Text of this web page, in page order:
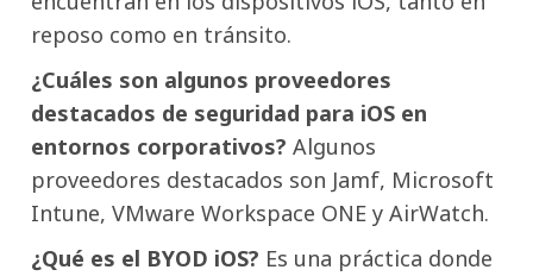
reposo como en tránsito.
¿Cuáles son algunos proveedores
destacados de seguridad para iOS en
entornos corporativos? Algunos
proveedores destacados son Jamf, Microsoft
Intune, VMware Workspace ONE y AirWatch.
¿Qué es el BYOD iOS? Es una práctica donde